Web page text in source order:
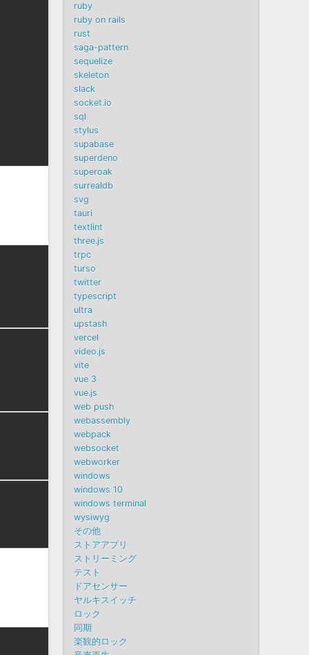
ruby
ruby on rails
rust
saga-pattern
sequelize
skeleton
slack
socket.io
sql
stylus
supabase
superdeno
superoak
surrealdb
svg
tauri
textlint
three.js
trpc
turso
twitter
typescript
ultra
upstash
vercel
video.js
vite
vue 3
vue.js
web push
webassembly
webpack
websocket
webworker
windows
windows 10
windows terminal
wysiwyg
その他
ストアアプリ
ストリーミング
テスト
ドアセンサー
ヤルキスイッチ
ロック
同期
楽観的ロック